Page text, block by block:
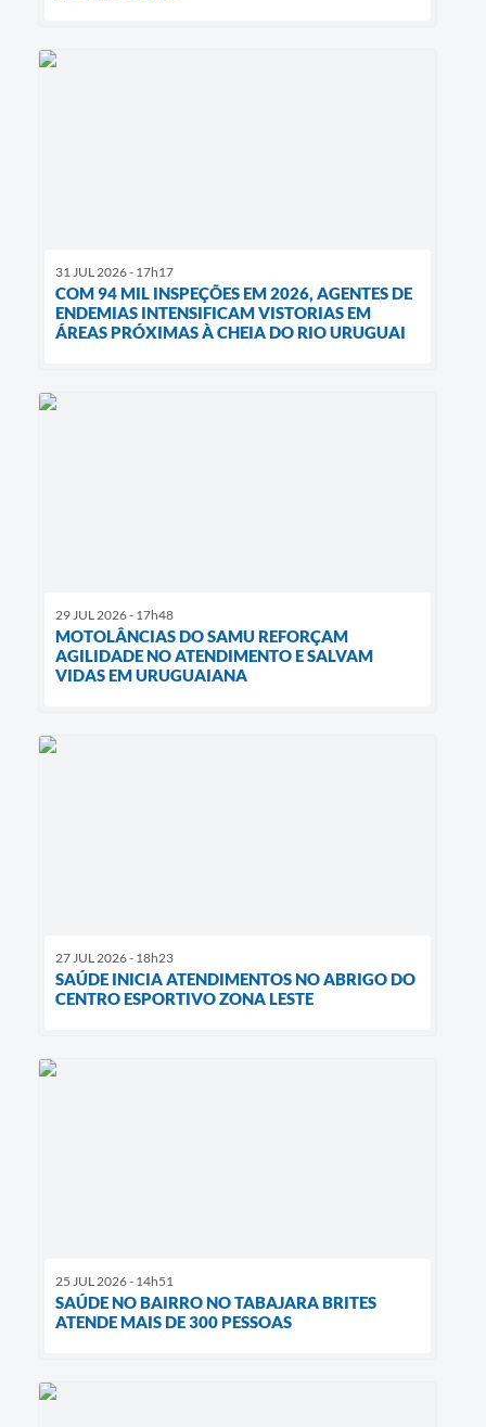
31 JUL 2026 - 17h17
COM 94 MIL INSPEÇÕES EM 2026, AGENTES DE
ENDEMIAS INTENSIFICAM VISTORIAS EM
ÁREAS PRÓXIMAS À CHEIA DO RIO URUGUAI
29 JUL 2026 - 17h48
MOTOLÂNCIAS DO SAMU REFORÇAM
AGILIDADE NO ATENDIMENTO E SALVAM
VIDAS EM URUGUAIANA
27 JUL 2026 - 18h23
SAÚDE INICIA ATENDIMENTOS NO ABRIGO DO
CENTRO ESPORTIVO ZONA LESTE
25 JUL 2026 - 14h51
SAÚDE NO BAIRRO NO TABAJARA BRITES
ATENDE MAIS DE 300 PESSOAS